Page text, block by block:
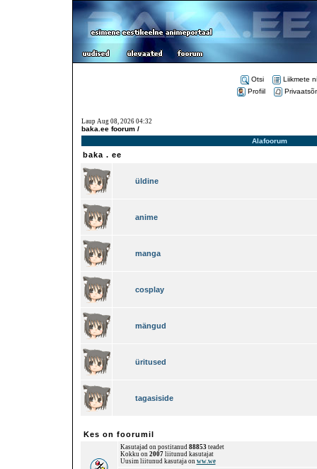
Otsi
Liikmete
Profiil
Laup Aug 08, 2026 04:32
baka.ee foorum /
Alafoorum
baka . ee
üldine
anime
manga
cosplay
mängud
üritused
tagasiside
Kes on foorumil
Kasutajad on postitanud 88853teadet
Kokku on 2007liitunud kasutajat
Uusim liitunud kasutaja on ww.we